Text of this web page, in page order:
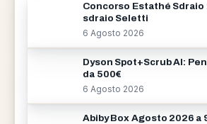
Concorso Estathé Sdraio
sdraio Seletti
6 Agosto 2026
Dyson Spot+Scrub AI:
da 500€
6 Agosto 2026
Abiby Box Agosto 2026 a